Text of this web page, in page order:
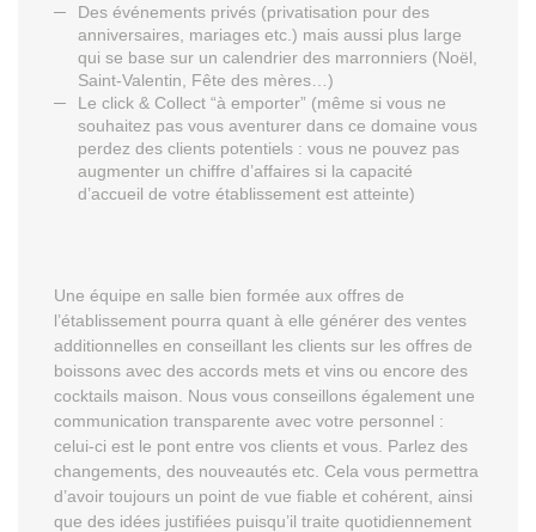
Des événements privés (privatisation pour des
anniversaires, mariages etc.) mais aussi plus large
qui se base sur un calendrier des marronniers (Noël,
Saint-Valentin, Fête des mères…)
Le click & Collect “à emporter” (même si vous ne
souhaitez pas vous aventurer dans ce domaine vous
perdez des clients potentiels : vous ne pouvez pas
augmenter un chiffre d’affaires si la capacité
d’accueil de votre établissement est atteinte)
Une équipe en salle bien formée aux offres de
l’établissement pourra quant à elle générer des ventes
additionnelles en conseillant les clients sur les offres de
boissons avec des accords mets et vins ou encore des
cocktails maison. Nous vous conseillons également une
communication transparente avec votre personnel :
celui-ci est le pont entre vos clients et vous. Parlez des
changements, des nouveautés etc. Cela vous permettra
d’avoir toujours un point de vue fiable et cohérent, ainsi
que des idées justifiées puisqu’il traite quotidiennement